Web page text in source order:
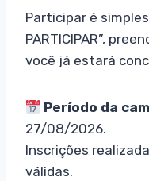
Participar é
PARTICIPAR”,
você já estará
Período da
27/08/2026.
Inscrições
válidas.